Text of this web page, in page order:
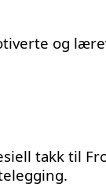
og
takk til